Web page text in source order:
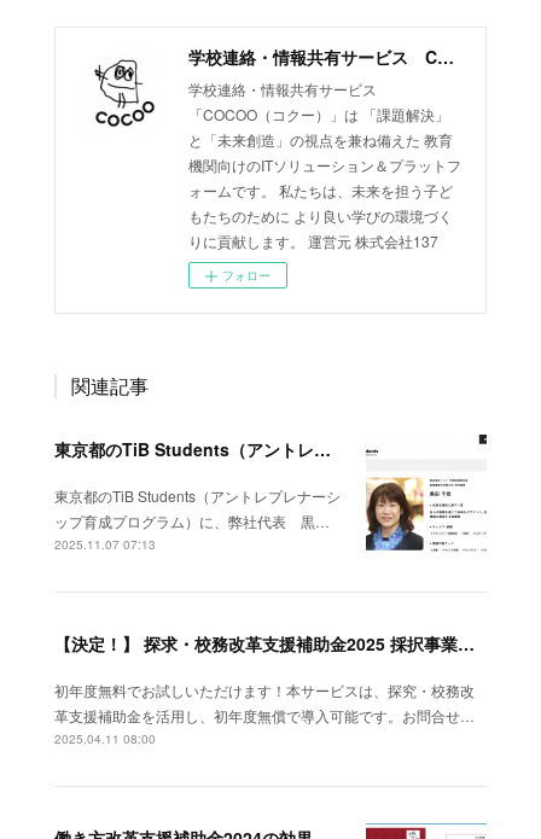
学校連絡・情報共有サービス COCOO（コクー）
学校連絡・情報共有サービス
「COCOO（コクー）」は 「課題解決」
と「未来創造」の視点を兼ね備えた 教育
機関向けのITソリューション＆プラットフ
ォームです。 私たちは、未来を担う子ど
もたちのために より良い学びの環境づく
りに貢献します。 運営元 株式会社137
フォロー
関連記事
東京都のTiB Students（アントレプレナーシップ育成プログラム）に、弊社代表 黒田がサポーターとして登録されました！
東京都のTiB Students（アントレプレナーシ
ップ育成プログラム）に、弊社代表 黒…
2025.11.07 07:13
【決定！】 探求・校務改革支援補助金2025 採択事業者に選ばれました。
初年度無料でお試しいただけます！本サービスは、探究・校務改
革支援補助金を活用し、初年度無償で導入可能です。お問合せ…
2025.04.11 08:00